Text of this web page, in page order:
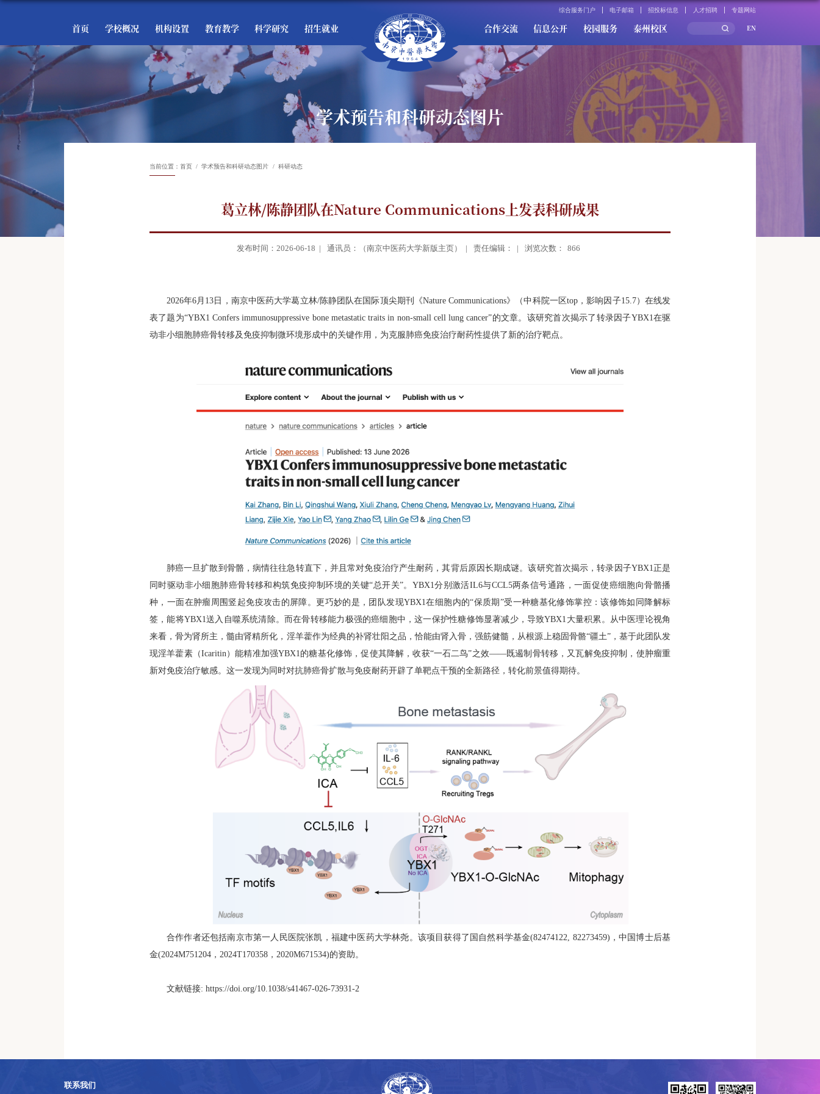
综合服务门户 电子邮箱 招投标信息 人才招聘 专题网站
首页 学校概况 机构设置 教育教学 科学研究 招生就业 合作交流 信息公开 校园服务 泰州校区 EN
学术预告和科研动态图片
当前位置： 首页 学术预告和科研动态图片 科研动态
葛立林/陈静团队在Nature Communications上发表科研成果
发布时间：2026-06-18 | 通讯员：（南京中医药大学新版主页） | 责任编辑： | 浏览次数： 866
2026年6 月 13日，南京中医药大学葛立林/陈静团队在国际顶尖期刊《Nature Communications》（中科院一区top ，影响因子15.7）在线发
表了题为“YBX1 Confers immunosuppressive bone metastatic traits in non-small cell lung cancer”的文章。该研究首次揭示了转录因子YBX1在驱
动非小细胞肺癌骨转移及免疫抑制微环境形成中的关键作用，为克服肺癌免疫治疗耐药性提供了新的治疗靶点。
肺癌一旦扩散到骨骼，病情往往急转直下，并且常对免疫治疗产生耐药，其背后原因长期成谜。该研究首次揭示，转录因子YBX1正是
同时驱动非小细胞肺癌骨转移和构筑免疫抑制环境的关键“总开关”。 YBX1分别激活IL6与CCL5两条信号通路，一面促使癌细胞向骨骼播
种，一面在肿瘤周围竖起免疫攻击的屏障。更巧妙的是，团队发现YBX1在细胞内的“保质期”受一种糖基化修饰掌控：该修饰如同降解标
签，能将YBX1送入自噬系统清除。而在骨转移能力极强的癌细胞中，这一保护性糖修饰显著减少，导致YBX1 大量积累。从中医理论视角
来看，骨为肾所主，髓由肾精所化，淫羊藿作为经典的补肾壮阳之品，恰能由肾入骨，强筋健髓，从根源上稳固骨骼“疆土”，基于此团队发
现淫羊藿素（Icaritin）能精准加强YBX1的糖基化修饰，促使其降解，收获“一石二鸟”之效——既遏制骨转移，又瓦解免疫抑制，使肿瘤重
新对免疫治疗敏感。这一发现为同时对抗肺癌骨扩散与免疫耐药开辟了单靶点干预的全新路径，转化前景值得期待。
合作作者还包括南京市第一人民医院张凯，福建中医药大学林尧。该项目获得了国自然科学基金(82474122, 82273459) ，中国博士后基
金(2024M751204 ， 2024T170358 ， 2020M671534)的资助。
文献链接: https://doi.org/10.1038/s41467-026-73931-2
联系我们